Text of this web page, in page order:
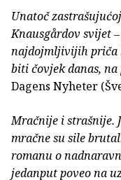
Unatoč
Knausgårdov svijet
najdojmljivijih priča
biti čovjek danas,
Dagens Nyheter
Mračnije i strašnije.
mračne su sile
romanu o
jedanput poveo na